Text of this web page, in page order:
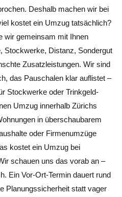
Deshalb machen wir bei
kostet ein Umzug tatsächlich?
wir gemeinsam mit Ihnen
Stockwerke, Distanz, Sondergut
Zusatzleistungen. Wir sind
das Pauschalen klar auflistet –
Stockwerke oder Trinkgeld-
Umzug innerhalb Zürichs
in überschaubarem
oder Firmenumzüge
kostet ein Umzug bei
schauen uns das vorab an –
Ein Vor-Ort-Termin dauert rund
Planungssicherheit statt vager